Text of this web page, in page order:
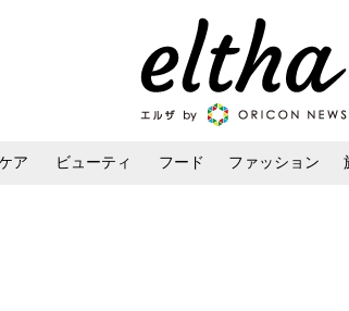
ア ビューティ フード ファッション